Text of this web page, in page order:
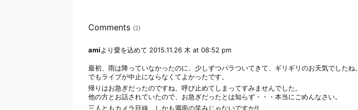
Comments (2)
amiより愛を込めて 2015.11.26 木 at 08:52 pm
最初、雨は降っていなかったのに、少しずつパラついてきて、ギリギリのお天気でしたね。
でもライブが中止にならなくてよかったです。
帰りはお急ぎだったのですね、呼び止めてしまってすみませんでした。
他の方とお話されていたので、お急ぎだったとは知らず・・・本当にごめんなさい。
三人ともカメラ目線、しかも満面の笑みじゃないですか!!